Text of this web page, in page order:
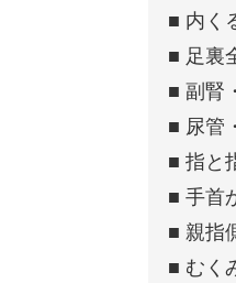
■ 内く
■ 足裏
■ 副腎
■ 尿管
■ 指と
■ 手首
■ 親指
■ むく